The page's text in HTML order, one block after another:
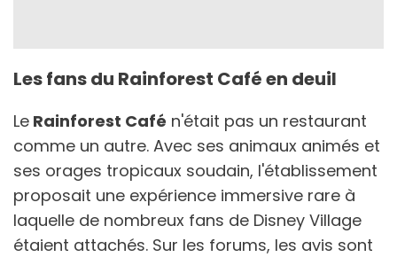
Les fans du Rainforest Café en deuil
Le Rainforest Café n'était pas un restaurant
comme un autre. Avec ses animaux animés et
ses orages tropicaux soudain, l'établissement
proposait une expérience immersive rare à
laquelle de nombreux fans de Disney Village
étaient attachés. Sur les forums, les avis sont